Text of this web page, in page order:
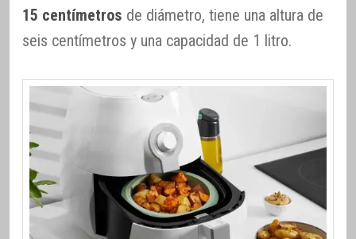
15 centímetros de diámetro, tiene una altura de
seis centímetros y una capacidad de 1 litro.